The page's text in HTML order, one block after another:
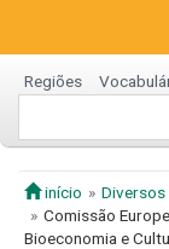
Regiões
início
Diversos
Comissão
Bioeconomia e